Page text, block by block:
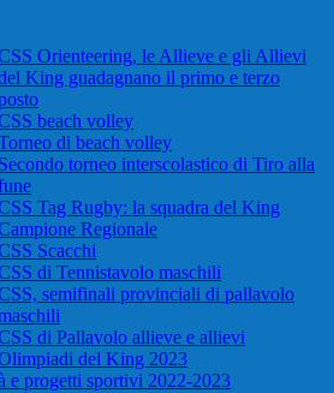
Orienteering, le Allieve e gli Allievi
King guadagnano il primo e terzo
beach volley
di beach volley
Secondo torneo interscolastico di Tiro alla
Tag Rugby: la squadra del King
Regionale
Scacchi
di Tennistavolo maschili
semifinali provinciali di pallavolo
di Pallavolo allieve e allievi
del King 2023
e progetti sportivi 2022-2023